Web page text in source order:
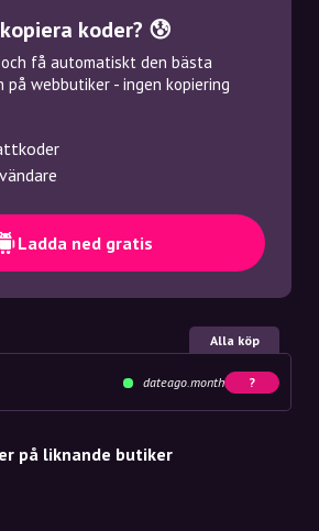
koder? 😰
få automatiskt den bästa
på webbutiker - ingen kopiering
Ladda ned gratis
Alla köp
dateago.month ?
på liknande butiker